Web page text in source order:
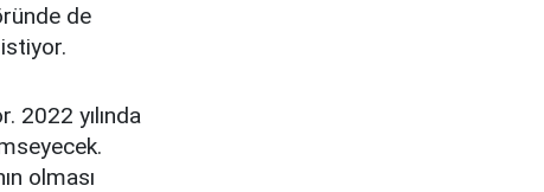
de
2022 yılında
olması